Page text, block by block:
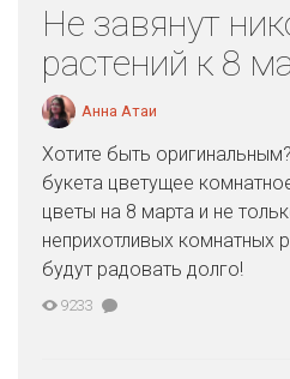
Не завянут
растений к 8
Анна Атаи
Хотите быть
букета цветущее
цветы на 8 марта и не
неприхотливых комнатных
будут радовать долго!
9233